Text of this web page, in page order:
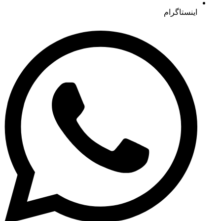
اینستاگرام